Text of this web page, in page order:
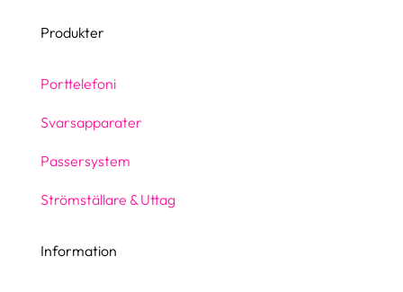
Produkter
Porttelefoni
Svarsapparater
Passersystem
Strömställare & Uttag
Information